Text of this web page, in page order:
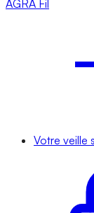
AGRA Fil
Votre veille